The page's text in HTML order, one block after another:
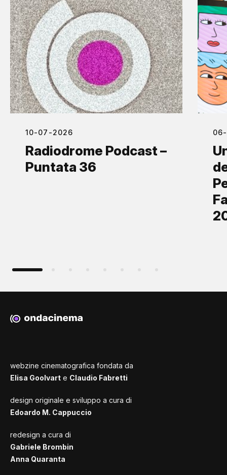
10-07-2026
Radiodrome Podcast –
Puntata 36
webzine cinematografica fondata da
Elisa Goolvart e Claudio Fabretti
design originale e sviluppo a cura di
Edoardo M. Cappuccio
redesign a cura di
Gabriele Brombin
Anna Quaranta